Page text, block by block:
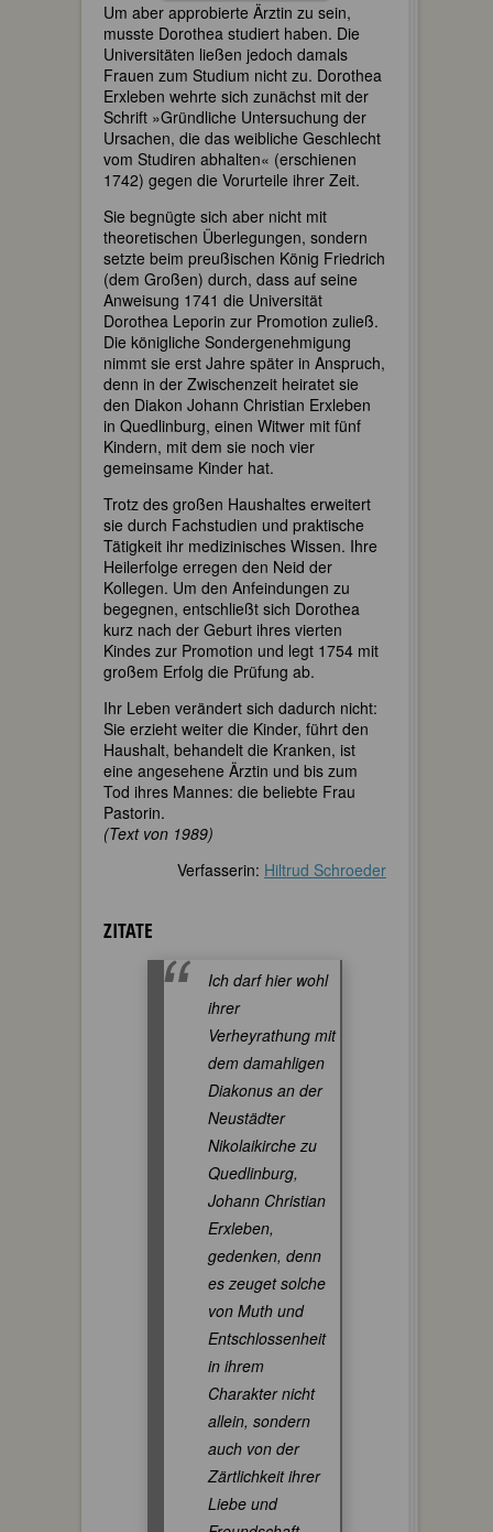
Um aber approbierte Ärztin zu sein,
musste Dorothea studiert haben. Die
Universitäten ließen jedoch damals
Frauen zum Studium nicht zu. Dorothea
Erxleben wehrte sich zunächst mit der
Schrift »Gründliche Untersuchung der
Ursachen, die das weibliche Geschlecht
vom Studiren abhalten« (erschienen
1742) gegen die Vorurteile ihrer Zeit.
Sie begnügte sich aber nicht mit
theoretischen Überlegungen, sondern
setzte beim preußischen König Friedrich
(dem Großen) durch, dass auf seine
Anweisung 1741 die Universität
Dorothea Leporin zur Promotion zuließ.
Die königliche Sondergenehmigung
nimmt sie erst Jahre später in Anspruch,
denn in der Zwischenzeit heiratet sie
den Diakon Johann Christian Erxleben
in Quedlinburg, einen Witwer mit fünf
Kindern, mit dem sie noch vier
gemeinsame Kinder hat.
Trotz des großen Haushaltes erweitert
sie durch Fachstudien und praktische
Tätigkeit ihr medizinisches Wissen. Ihre
Heilerfolge erregen den Neid der
Kollegen. Um den Anfeindungen zu
begegnen, entschließt sich Dorothea
kurz nach der Geburt ihres vierten
Kindes zur Promotion und legt 1754 mit
großem Erfolg die Prüfung ab.
Ihr Leben verändert sich dadurch nicht:
Sie erzieht weiter die Kinder, führt den
Haushalt, behandelt die Kranken, ist
eine angesehene Ärztin und bis zum
Tod ihres Mannes: die beliebte Frau
Pastorin.
(Text von 1989)
Verfasserin: Hiltrud Schroeder
ZITATE
Ich darf hier wohl
ihrer
Verheyrathung mit
dem damahligen
Diakonus an der
Neustädter
Nikolaikirche zu
Quedlinburg,
Johann Christian
Erxleben,
gedenken, denn
es zeuget solche
von Muth und
Entschlossenheit
in ihrem
Charakter nicht
allein, sondern
auch von der
Zärtlichkeit ihrer
Liebe und